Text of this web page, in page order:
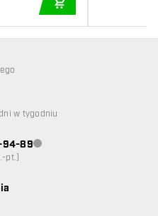
niedostępna
w tygodniu
94-89Obsługa klienta niedostępna
pt.)